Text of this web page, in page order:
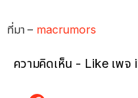
ที่มา – macrumors
ความคิดเห็น - Like เพ